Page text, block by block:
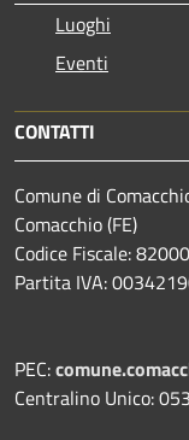
Luoghi
Eventi
CONTATTI
Comune di
Comacchio (FE)
Codice Fiscale:
Partita IVA:
PEC:
Centralino Unico: